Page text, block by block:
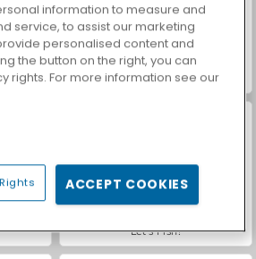
VegaMix Da Vinci Puzzles
Let's Fish!
information to measure and
service, to assist our marketing
personalised content and
the button on the right, you can
rights. For more information see our
ACCEPT COOKIES